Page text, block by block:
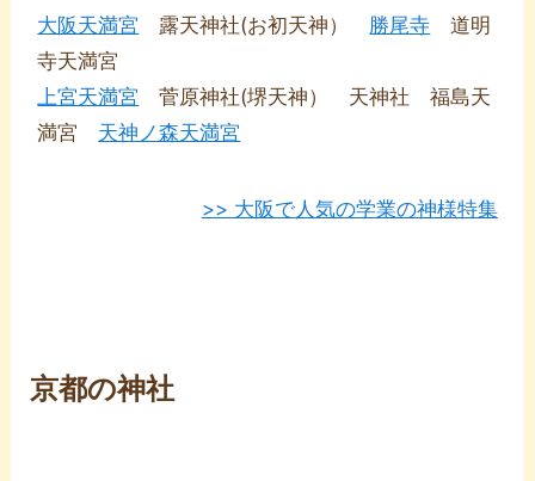
大阪天満宮 露天神社(お初天神） 勝尾寺 道明
寺天満宮
上宮天満宮 菅原神社(堺天神） 天神社 福島天
満宮 天神ノ森天満宮
>> 大阪で人気の学業の神様特集
京都の神社